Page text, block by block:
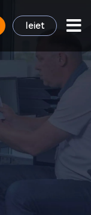
Ieiet